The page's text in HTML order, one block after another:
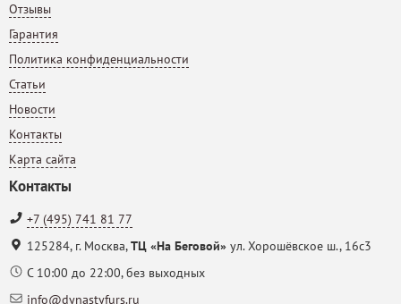
Отзывы
Гарантия
Политика конфиденциальности
Статьи
Новости
Контакты
Карта сайта
Контакты
+7 (495) 741 81 77
125284, г. Москва,ТЦ «На Беговой» ул. Хорошёвское ш., 16с3
С 10:00 до 22:00, без выходных
info@dynastyfurs.ru